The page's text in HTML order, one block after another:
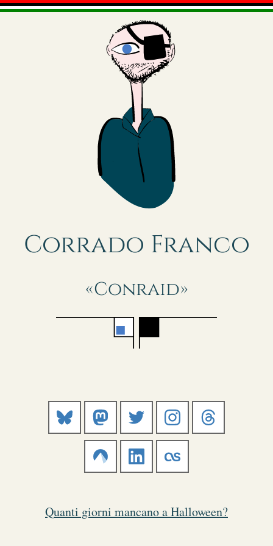
Corrado Franco
«Conraid»
BlueSkyMastodonTwitterInstagramThreads
CodebergLinkedinLast.fm
Quanti giorni mancano a Halloween?